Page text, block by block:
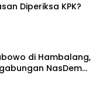
Diperiksa KPK?
di Hambalang,
NasDem